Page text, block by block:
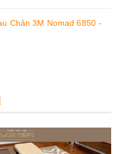
Chân 3M Nomad 6850 -